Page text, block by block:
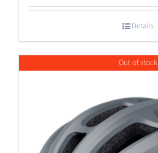
Details
Out of stock